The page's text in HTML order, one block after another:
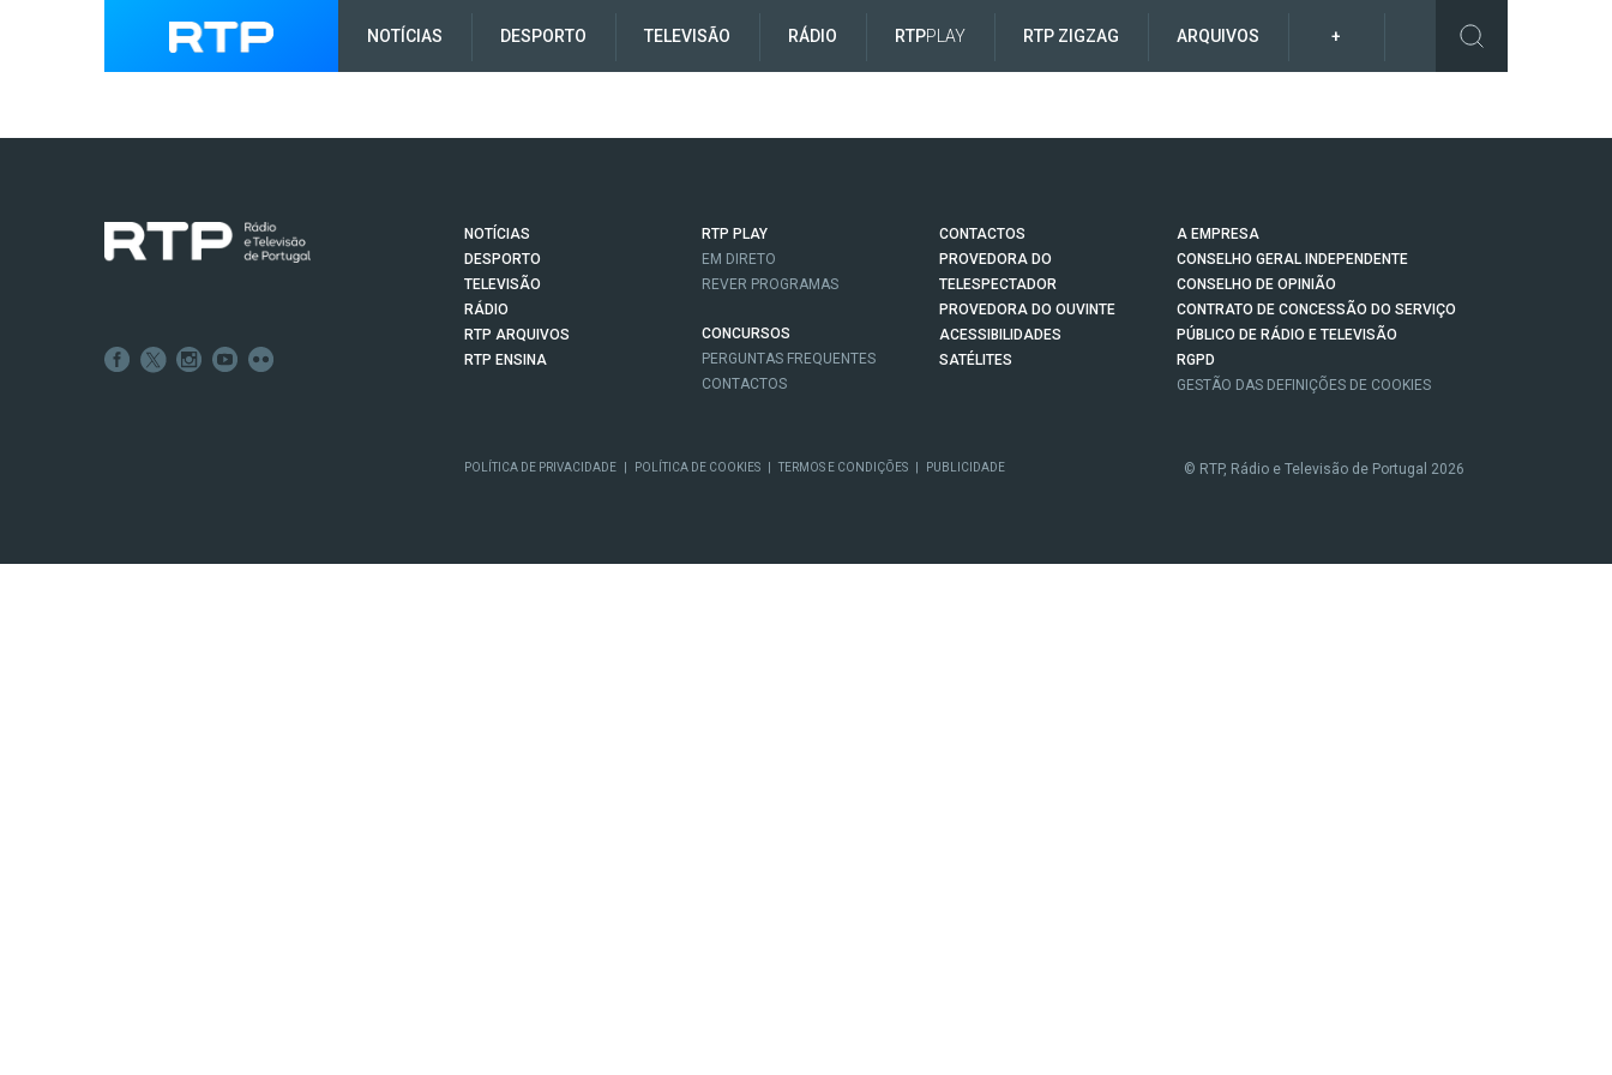
NOTÍCIAS DESPORTO TELEVISÃO RÁDIO RTPPLAY RTP ZIGZAG ARQUIVOS +
NOTÍCIAS
DESPORTO
TELEVISÃO
RÁDIO
RTP ARQUIVOS
RTP ENSINA
RTP PLAY
EM DIRETO
REVER PROGRAMAS
CONCURSOS
PERGUNTAS FREQUENTES
CONTACTOS
CONTACTOS
PROVEDORA DO
TELESPECTADOR
PROVEDORA DO OUVINTE
ACESSIBILIDADES
SATÉLITES
A EMPRESA
CONSELHO GERAL INDEPENDENTE
CONSELHO DE OPINIÃO
CONTRATO DE CONCESSÃO DO SERVIÇO
PÚBLICO DE RÁDIO E TELEVISÃO
RGPD
GESTÃO DAS DEFINIÇÕES DE COOKIES
POLÍTICA DE PRIVACIDADE POLÍTICA DE COOKIES TERMOS E CONDIÇÕES PUBLICIDADE © RTP, Rádio e Televisão de Portugal 2026